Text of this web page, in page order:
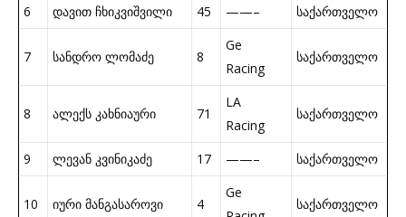
6 დავით ჩხიკვიშვილი 45 ——– საქართველო
7 სანდრო ლომაძე 8
Ge
Racing
საქართველო
8 ალექს კახნიაური 71
LA
Racing
საქართველო
9 ლევან კვინიკაძე 17 ——– საქართველო
10 იური მანგასაროვი 4
Ge
საქართველო